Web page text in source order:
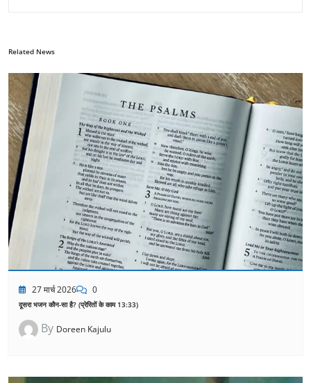
Related News
27 मार्च 2026 0
दूसरा भजन कौन-सा है? (प्रेरितों के काम 13:33)
By Doreen Kajulu